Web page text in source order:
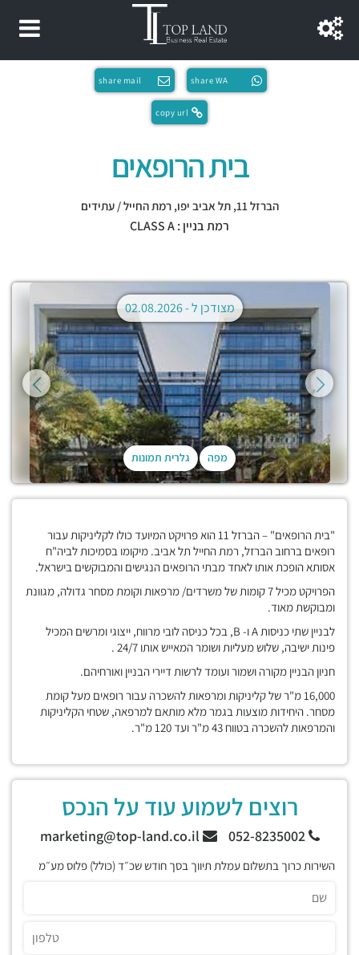
share WA
share mail
copy url
בית הרופאים
הברזל 11, תל אביב יפו,רמת החייל / עתידים
רמת בניין : CLASS A
מפה גלרית תמונות
מצודכן ל -02.08.2026
"בית הרופאים" – הברזל 11 הוא פרויקט המיועד כולו לקליניקות עבור
רופאים ברחוב הברזל, רמת החייל תל אביב. מיקומו בסמיכות לביה"ח
אסותא הופכת אותו לאחד מבתי הרופאים הנגישים והמבוקשים בישראל.
הפרויקט מכיל 7 קומות של משרדים/ מרפאות וקומת מסחר גדולה, מגוונת
ומבוקשת מאוד.
לבניין שתי כניסות A ו- B, בכל כניסה לובי מרווח, ייצוגי ומרשים המכיל
פינות ישיבה, שלוש מעליות ושומר המאייש אותו 24/7 .
חניון הבניין מקורה ושמור ועומד לרשות דיירי הבניין ואורחיהם.
16,000 מ"ר של קליניקות ומרפאות להשכרה עבור רופאים מעל קומת
מסחר. היחידות מוצעות בגמר מלא מותאם למרפאה, שטחי הקליניקות
והמרפאות להשכרה בטווח 43 מ"ר ועד 120 מ"ר.
רוצים לשמוע עוד על הנכס
052-8235002
השירות כרוך בתשלום עמלת תיווך בסך חודש שכ״ד (כולל) פלוס מע״מ